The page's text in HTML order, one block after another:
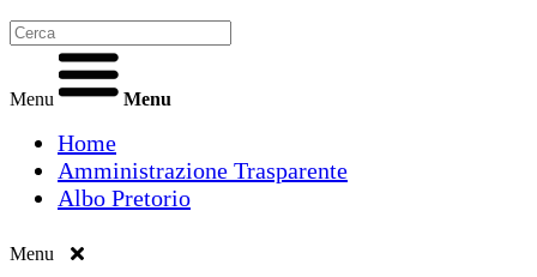
Menu Menu
Home
Amministrazione Trasparente
Albo Pretorio
Menu